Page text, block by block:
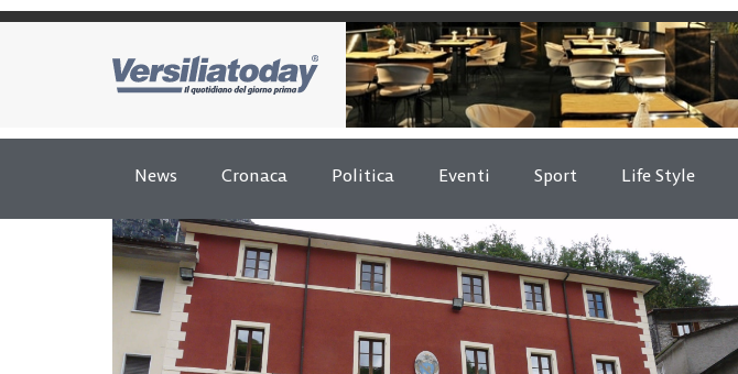
News Cronaca Politica Eventi Sport Life Style